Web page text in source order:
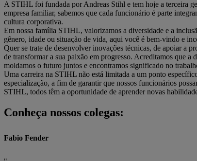
A STIHL foi fundada por Andreas Stihl e tem hoje a terceira
empresa familiar, sabemos que cada funcionário é parte
cultura corporativa.
Em nossa família STIHL, valorizamos a diversidade e a
gênero, idade ou situação de vida, aqui você é bem-vindo e
Quer se trate de desenvolver inovações técnicas, de apoiar a
de transformar a sua paixão em progresso. Acreditamos que a
moldamos o futuro juntos e encontramos significado no
Uma carreira na STIHL não está limitada a um ponto
especialização, a fim de garantir que nossos funcionários
STIHL, todos têm a oportunidade de aprender novas
Conheça nossos colegas:
Fabio Fender